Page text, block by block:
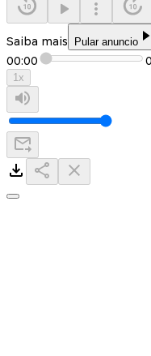
Saiba mais Pular anuncio
00:00
1x